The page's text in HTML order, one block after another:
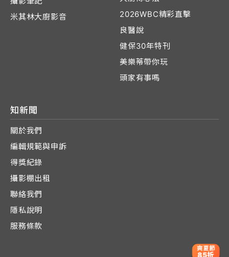
米其林大廚影音
2026WBC精彩直擊
良醫說
健保30年特刊
美樂蒂帶你玩
頭家有事嗎
知新聞
關於我們
編輯規範與申訴
得獎紀錄
攝影棚出租
聯絡我們
隱私說明
服務條款
爽夏節
85折